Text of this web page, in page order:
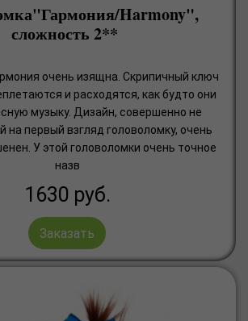
Harmony",
сложность 2**
очень изящна. Скрипичный ключ
и расходятся, как будто они
музыку. Дизайн, совершенно не
первый взгляд головоломку, очень
У этой головоломки очень точное
назв
1630 руб.
Заказать